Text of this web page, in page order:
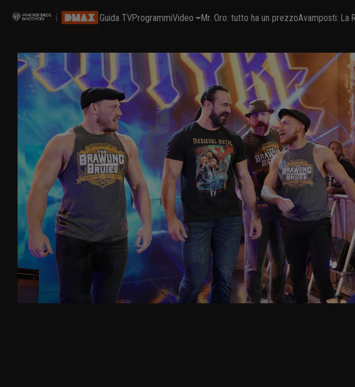
Guida TVProgrammiVideo Mr. Oro: tutto ha un prezzoAvamposti: La